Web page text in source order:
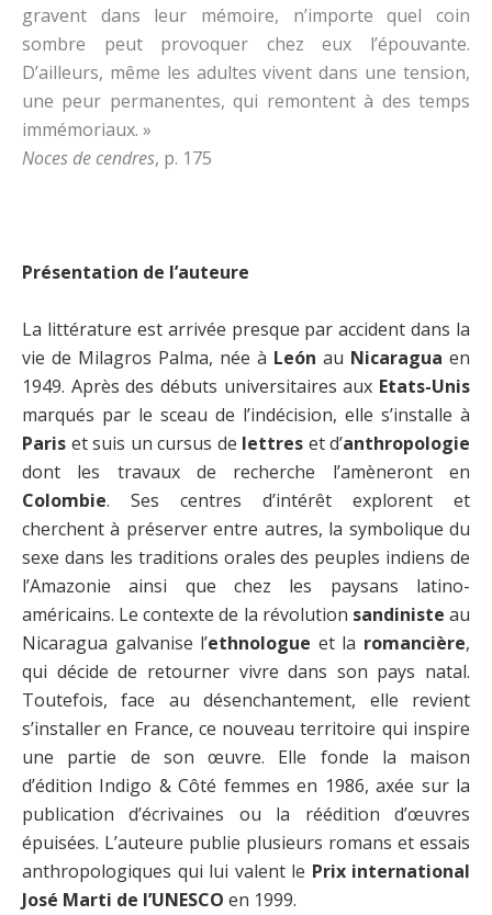
gravent dans leur mémoire, n’importe quel coin
sombre peut provoquer chez eux l’épouvante.
D’ailleurs, même les adultes vivent dans une tension,
une peur permanentes, qui remontent à des temps
immémoriaux. »
Noces de cendres, p. 175
Présentation de l’auteure
La littérature est arrivée presque par accident dans la
vie de Milagros Palma, née à León au Nicaragua en
1949. Après des débuts universitaires aux Etats-Unis
marqués par le sceau de l’indécision, elle s’installe à
Paris et suis un cursus de lettres et d’anthropologie
dont les travaux de recherche l’amèneront en
Colombie. Ses centres d’intérêt explorent et
cherchent à préserver entre autres, la symbolique du
sexe dans les traditions orales des peuples indiens de
l’Amazonie ainsi que chez les paysans latino-
américains. Le contexte de la révolution sandiniste au
Nicaragua galvanise l’ethnologue et la romancière,
qui décide de retourner vivre dans son pays natal.
Toutefois, face au désenchantement, elle revient
s’installer en France, ce nouveau territoire qui inspire
une partie de son œuvre. Elle fonde la maison
d’édition Indigo & Côté femmes en 1986, axée sur la
publication d’écrivaines ou la réédition d’œuvres
épuisées. L’auteure publie plusieurs romans et essais
anthropologiques qui lui valent le Prix international
José Marti de l’UNESCO en 1999.